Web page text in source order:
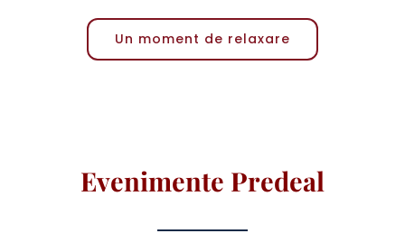
Un moment de relaxare
Evenimente Predeal